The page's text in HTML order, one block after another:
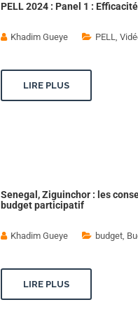
PELL 2024 : Panel 1 :
Khadim Gueye PELL,
LIRE PLUS
Senegal, Ziguinchor : les
budget participatif
Khadim Gueye budget,
LIRE PLUS